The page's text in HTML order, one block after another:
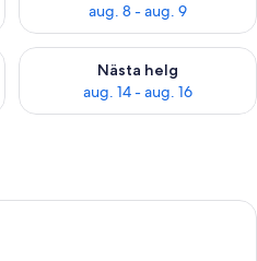
aug. 8 - aug. 9
den här helgen aug. 7 - aug. 9
Nästa helg
aug. 14 - aug. 16
Kontrollera tillgängligheten
En snyggt bäddad säng med en vit